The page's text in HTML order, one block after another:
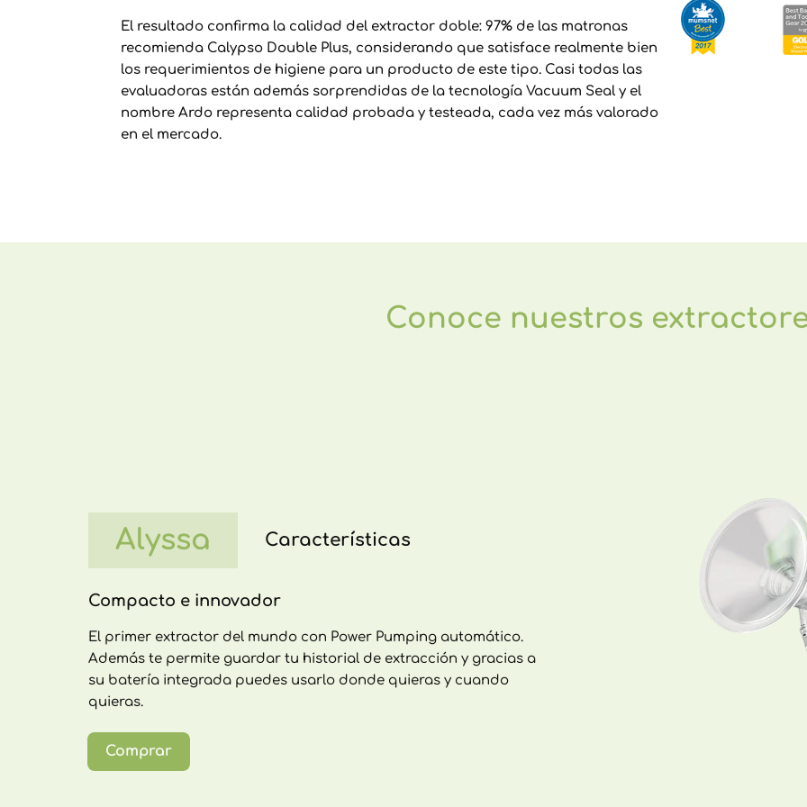
El resultado confirma la calidad del extractor doble: 97% de las matronas
recomienda Calypso Double Plus, considerando que satisface realmente bien
los requerimientos de higiene para un producto de este tipo. Casi todas las
evaluadoras están además sorprendidas de la tecnología Vacuum Seal y el
nombre Ardo representa calidad probada y testeada, cada vez más valorado
en el mercado.
Conoce nuestros
Alyssa Características
Compacto e innovador
El primer extractor del mundo con Power Pumping automático.
Además te permite guardar tu historial de extracción y gracias a
su batería integrada puedes usarlo donde quieras y cuando
quieras.
Comprar